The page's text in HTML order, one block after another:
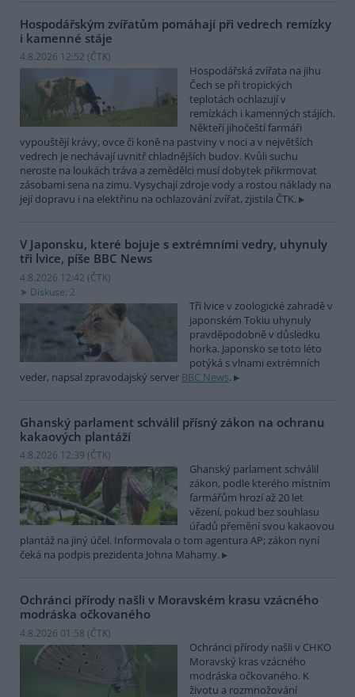
Hospodářským zvířatům pomáhají při vedrech remízky
i kamenné stáje
4.8.2026 12:52 (ČTK)
Hospodářská zvířata na jihu
Čech se při tropických
teplotách ochlazují v
remízkách i kamenných stájích.
Někteří jihočeští farmáři
vypouštějí krávy, ovce či koně na pastviny v noci a v největších
vedrech je nechávají uvnitř chladnějších budov. Kvůli suchu
neroste na loukách tráva a zemědělci musí dobytek přikrmovat
zásobami sena na zimu. Vysychají zdroje vody a rostou náklady na
její dopravu i na elektřinu na ochlazování zvířat, zjistila ČTK.
V Japonsku, které bojuje s extrémními vedry, uhynuly
tři lvice, píše BBC News
4.8.2026 12:42 (ČTK)
Diskuse: 2
Tři lvice v zoologické zahradě v
japonském Tokiu uhynuly
pravděpodobně v důsledku
horka. Japonsko se toto léto
potýká s vlnami extrémních
veder, napsal zpravodajský server BBC News.
Ghanský parlament schválil přísný zákon na ochranu
kakaových plantáží
4.8.2026 12:39 (ČTK)
Ghanský parlament schválil
zákon, podle kterého místním
farmářům hrozí až 20 let
vězení, pokud bez souhlasu
úřadů přemění svou kakaovou
plantáž na jiný účel. Informovala o tom agentura AP; zákon nyní
čeká na podpis prezidenta Johna Mahamy.
Ochránci přírody našli v Moravském krasu vzácného
modráska očkovaného
4.8.2026 01:58 (ČTK)
Ochránci přírody našli v CHKO
Moravský kras vzácného
modráska očkovaného. K
životu a rozmnožování